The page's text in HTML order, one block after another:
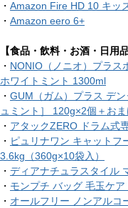
・ Amazon Fire HD 10 キッ
・ Amazon eero 6+
【食品・飲料・お酒・日用
・ NONIO（ノニオ）プラス
ホワイトミント 1300ml
・ GUM（ガム）プラス デ
ュミント］ 120g×2個＋おま
・ アタックZERO ドラム式
・ ピュリナワン キャットフ
3.6kg（360g×10袋入）
・ ディアナチュラスタイル
・ モンプチ バッグ 毛玉ケ
・ オールフリー ノンアルコ